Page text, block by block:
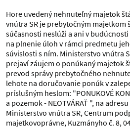
Hore uvedený nehnuteľný majetok
vnútra SR je prebytočným majetkom
súčasnosti neslúži a ani v
na plnenie úloh v rámci predmetu
súvislosti s ním. Ministerstvo vnútra
prejaví záujem o ponúkaný majetok
prevod správy prebytočného
lehote na doručovanie ponúk v
príslušným heslom: "PONUKOVÉ
a pozemok - NEOTVÁRAŤ ", na
Ministerstvo vnútra SR, Centrum
majetkovoprávne, Kuzmányho č. 8,